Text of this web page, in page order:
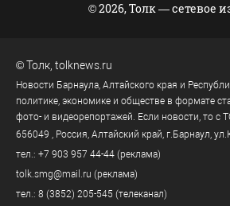
© 2026, Толк — сетевое
©Толк tolknews.ru
Новости Барнаула, Алтайского края и
политике, экономике и обществе в формате
фото- и видеорепортажей. Если новости, то с
656049 , Россия, Алтайский край, г.Барнаул,
тел.: +7 903 957 44-44 (реклама)
tolk.smg@mail.ru (реклама)
тел.: 8 (3852) 205-545 (телеканал)